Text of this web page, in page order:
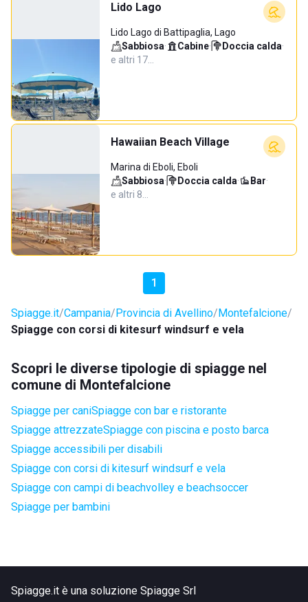
Lido Lago
Lido Lago di Battipaglia, Lago
Sabbiosa· Cabine· Doccia calda·
e altri 17…
Hawaiian Beach Village
Marina di Eboli, Eboli
Sabbiosa· Doccia calda· Bar·
e altri 8…
1
Spiagge.it Campania Provincia di Avellino Montefalcione
Spiagge con corsi di kitesurf windsurf e vela
Scopri le diverse tipologie di spiagge nel
comune di Montefalcione
Spiagge per caniSpiagge con bar e ristorante
Spiagge attrezzateSpiagge con piscina e posto barca
Spiagge accessibili per disabili
Spiagge con corsi di kitesurf windsurf e vela
Spiagge con campi di beachvolley e beachsoccer
Spiagge per bambini
Spiagge.it è una soluzione Spiagge Srl